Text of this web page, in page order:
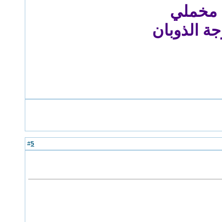
مخملي
الذوبان
5